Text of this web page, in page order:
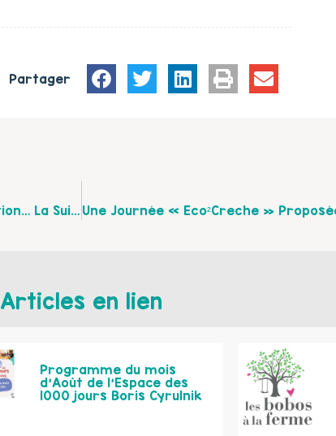
Partager
Retour Sur L’atelier D’éveil Corporel De L’Arrêt Création… La Suite Le 13 Mai 2017 À Fléchin
Articles en lien
Programme du mois
d’Août de l’Espace des
1000 jours Boris Cyrulnik